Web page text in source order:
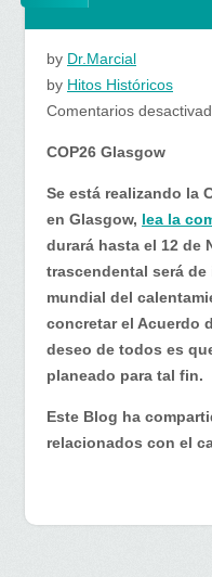
by Dr.Marcial
by Hitos Históricos
Comentarios
COP26 Glasgow
Se está realizando la
en Glasgow, lea la
durará hasta el 12 de
trascendental será
mundial del
concretar el Acuerdo
deseo de todos es
planeado para tal fin.
Este Blog ha
relacionados con el